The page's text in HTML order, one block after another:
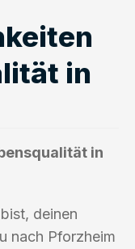
in
in
deinen
nach Pforzheim